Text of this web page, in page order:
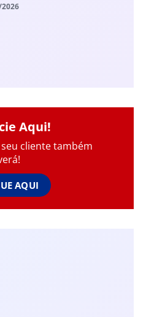
Aqui!
cliente também
AQUI